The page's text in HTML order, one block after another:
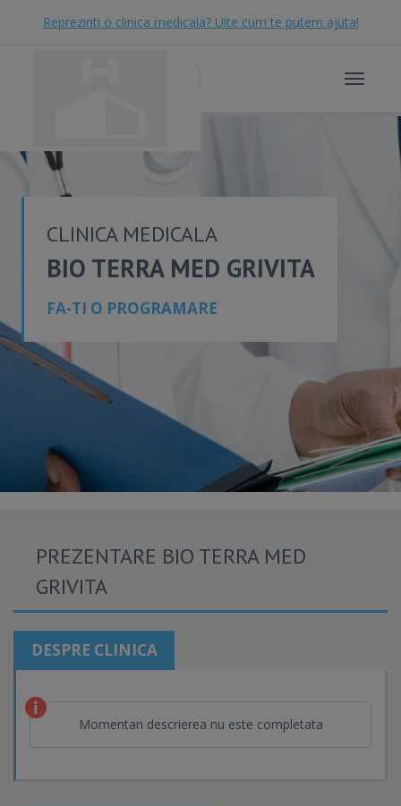
Reprezinti o clinica medicala? Uite cum te putem ajuta!
Toggle
CLINICA MEDICALA
BIO TERRA MED GRIVITA
FA-TI O PROGRAMARE
PREZENTARE BIO TERRA MED
GRIVITA
DESPRE CLINICA
Momentan descrierea nu este completata